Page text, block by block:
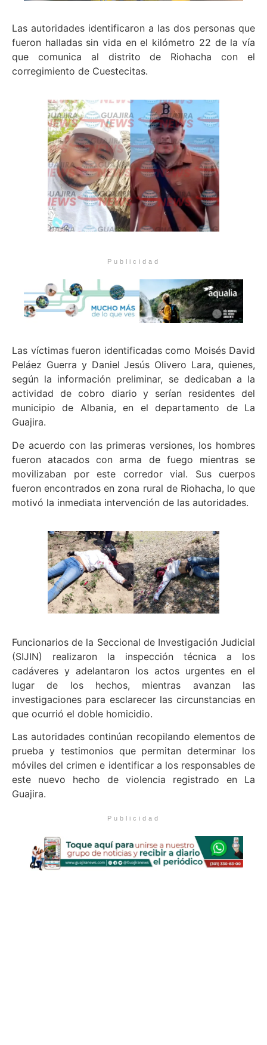
Las autoridades identificaron a las dos personas que
fueron halladas sin vida en el kilómetro 22 de la vía
que comunica al distrito de Riohacha con el
corregimiento de Cuestecitas.
Publicidad
Las víctimas fueron identificadas como Moisés David
Peláez Guerra y Daniel Jesús Olivero Lara, quienes,
según la información preliminar, se dedicaban a la
actividad de cobro diario y serían residentes del
municipio de Albania, en el departamento de La
Guajira.
De acuerdo con las primeras versiones, los hombres
fueron atacados con arma de fuego mientras se
movilizaban por este corredor vial. Sus cuerpos
fueron encontrados en zona rural de Riohacha, lo que
motivó la inmediata intervención de las autoridades.
Funcionarios de la Seccional de Investigación Judicial
(SIJIN) realizaron la inspección técnica a los
cadáveres y adelantaron los actos urgentes en el
lugar de los hechos, mientras avanzan las
investigaciones para esclarecer las circunstancias en
que ocurrió el doble homicidio.
Las autoridades continúan recopilando elementos de
prueba y testimonios que permitan determinar los
móviles del crimen e identificar a los responsables de
este nuevo hecho de violencia registrado en La
Guajira.
Publicidad